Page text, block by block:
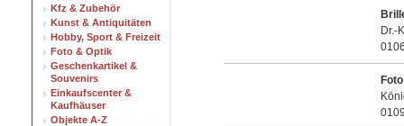
Kfz & Zubehör
Kunst & Antiquitäten
Hobby, Sport & Freizeit
Foto & Optik
Geschenkartikel &
Souvenirs
Einkaufscenter &
Kaufhäuser
Objekte A-Z
Dr.-